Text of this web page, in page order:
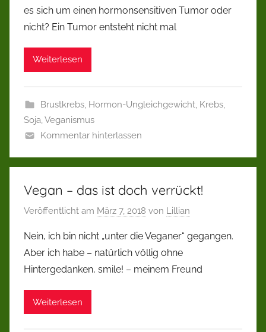
es sich um einen hormonsensitiven Tumor oder
nicht? Ein Tumor entsteht nicht mal
Weiterlesen
Brustkrebs, Hormon-Ungleichgewicht, Krebs,
Soja Veganismus
Kommentar hinterlassen
Vegan – das ist doch verrückt!
Veröffentlicht am März 7, 2018 von Lillian
Nein, ich bin nicht „unter die Veganer“ gegangen.
Aber ich habe – natürlich völlig ohne
Hintergedanken, smile! – meinem Freund
Weiterlesen